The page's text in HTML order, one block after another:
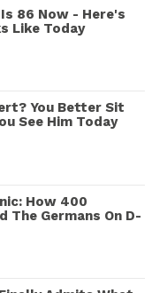
86 Now - Here's
Like Today
You Better Sit
See Him Today
How 400
The Germans On D-